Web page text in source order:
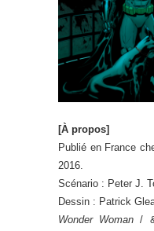
[À propos]
Publié en France
2016.
Scénario : Peter J.
Dessin : Patrick
Wonder Woman /